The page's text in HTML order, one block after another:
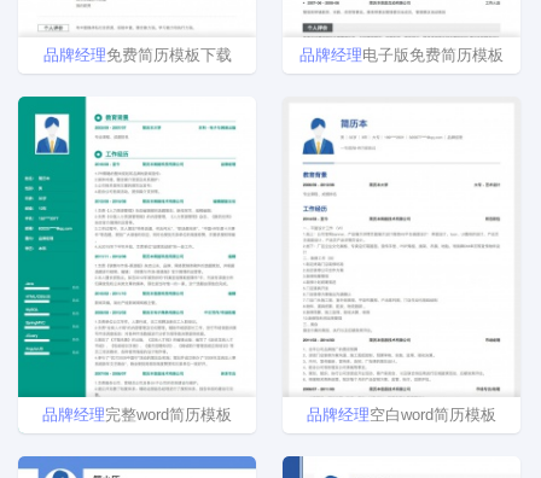
品牌经理免费简历模板下载 品牌经理电子版免费简历模板
品牌经理完整word简历模板 品牌经理空白word简历模板